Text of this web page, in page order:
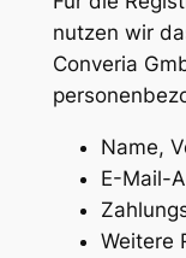
nutzen wir
Converia
Name,
E-Mail-
Weitere